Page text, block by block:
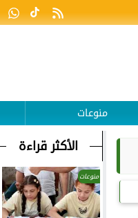
منوعات
الأكثر قراءة
منوعات